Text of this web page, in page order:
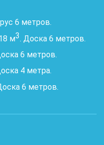
6 метров.
м3. Доска 6 метров.
6 метров.
4 метра.
6 метров.